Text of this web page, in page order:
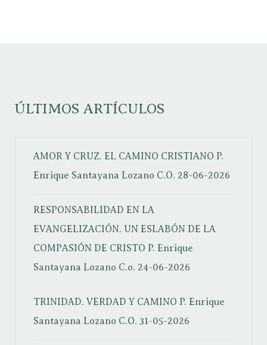
ÚLTIMOS ARTÍCULOS
AMOR Y CRUZ. EL CAMINO CRISTIANO P.
Enrique Santayana Lozano C.O. 28-06-2026
RESPONSABILIDAD EN LA
EVANGELIZACIÓN. UN ESLABÓN DE LA
COMPASIÓN DE CRISTO P. Enrique
Santayana Lozano C.o. 24-06-2026
TRINIDAD. VERDAD Y CAMINO P. Enrique
Santayana Lozano C.O.31-05-2026